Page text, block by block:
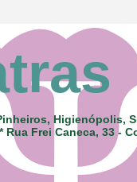
Higienópolis,
Frei Caneca, 33 -